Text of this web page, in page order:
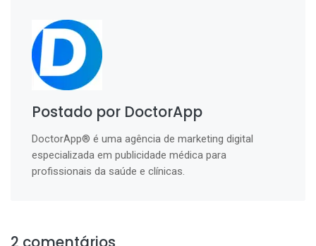
Postado por DoctorApp
DoctorApp® é uma agência de marketing digital
especializada em publicidade médica para
profissionais da saúde e clínicas.